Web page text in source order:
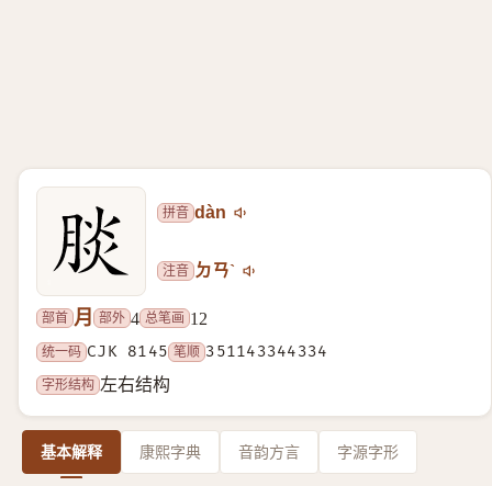
拼音 dàn
注音 ㄉㄢˋ
部首 月 部外 4 总笔画 12
统一码 CJK 8145 笔顺 351143344334
字形结构 左右结构
基本解释 康熙字典 音韵方言 字源字形